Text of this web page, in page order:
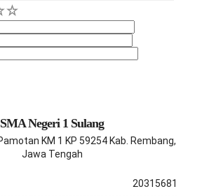
SMA Negeri 1 Sulang
KM 1 KP 59254 Kab. Rembang,
Jawa Tengah
20315681